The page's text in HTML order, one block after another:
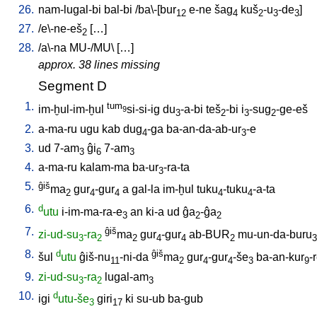
26. nam-lugal-bi bal-bi /ba\-[bur12 e-ne šag4 kuš2-u3-de3]
27. /e\-ne-eš2 […]
28. /a\-na MU-/MU\ […]
approx. 38 lines missing
Segment D
1. im-ḫul-im-ḫul tum9si-si-ig du3-a-bi teš2-bi i3-sug2-ge-eš
2. a-ma-ru ugu kab dug4-ga ba-an-da-ab-ur3-e
3. ud 7-am3 ĝi6 7-am3
4. a-ma-ru kalam-ma ba-ur3-ra-ta
5. ĝišma2 gur4-gur4 a gal-la im-ḫul tuku4-tuku4-a-ta
6. dutu i-im-ma-ra-e3 an ki-a ud ĝa2-ĝa2
7. zi-ud-su3-ra2
ĝišma2 gur4-gur4 ab-BUR2 mu-un-da-buru3
8. šul dutu ĝiš-nu11-ni-da ĝišma2 gur4-gur4-še3 ba-an-kur9-
9. zi-ud-su3-ra2 lugal-am3
10. igi dutu-še3 giri17 ki su-ub ba-gub